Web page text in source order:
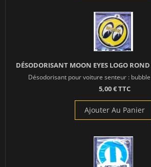
DÉSODORISANT MOON EYES LOGO
Désodorisant pour voiture senteur :
5,00 € TTC
Ajouter Au Panier